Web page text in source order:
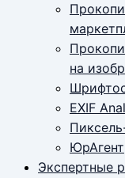
на
EXIF
ЮрАгент
Экспертные